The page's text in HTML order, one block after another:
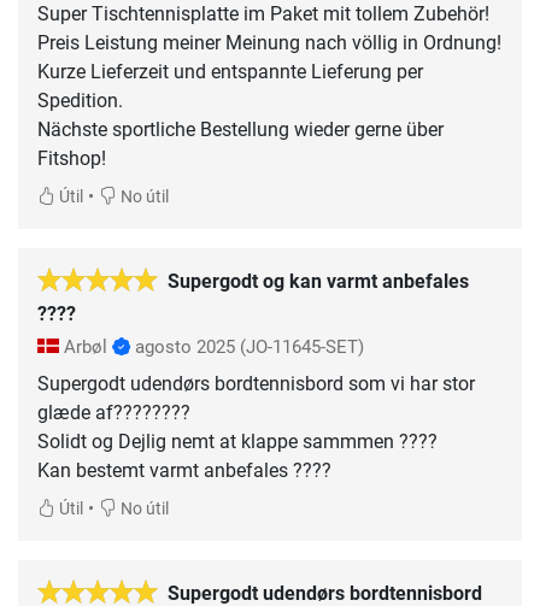
Super Tischtennisplatte im Paket mit tollem Zubehör!
Preis Leistung meiner Meinung nach völlig in Ordnung!
Kurze Lieferzeit und entspannte Lieferung per
Spedition.
Nächste sportliche Bestellung wieder gerne über
Fitshop!
Útil • No útil
Supergodt og kan varmt anbefales
????
Arbøl agosto 2025 (JO-11645-SET)
Supergodt udendørs bordtennisbord som vi har stor
glæde af????????
Solidt og Dejlig nemt at klappe sammmen ????
Kan bestemt varmt anbefales ????
Útil • No útil
Supergodt udendørs bordtennisbord